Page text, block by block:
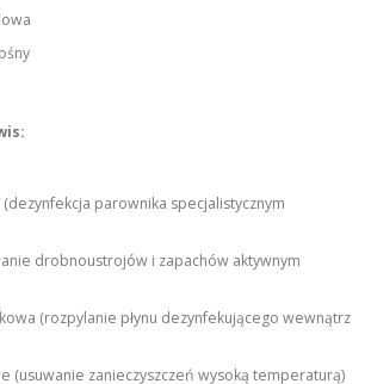
parownika specjalistycznym
drobnoustrojów i zapachów aktywnym
(rozpylanie płynu dezynfekującego wewnątrz
(usuwanie zanieczyszczeń wysoką temperaturą)